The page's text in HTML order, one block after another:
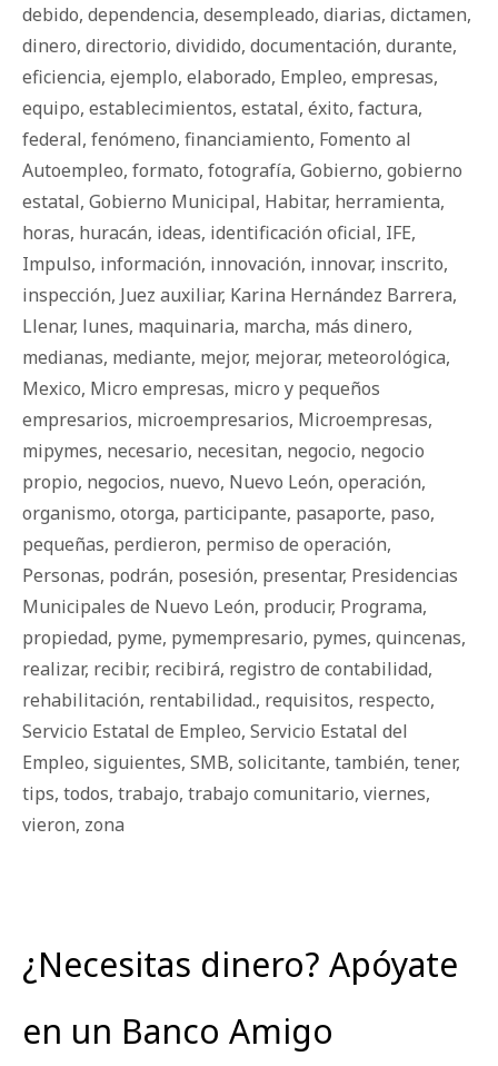
debido, dependencia, desempleado, diarias, dictamen,
dinero, directorio, dividido, documentación, durante,
eficiencia, ejemplo, elaborado, Empleo, empresas,
equipo, establecimientos, estatal, éxito, factura,
federal, fenómeno, financiamiento, Fomento al
Autoempleo, formato, fotografía, Gobierno, gobierno
estatal, Gobierno Municipal, Habitar, herramienta,
horas, huracán, ideas, identificación oficial, IFE,
Impulso, información, innovación, innovar, inscrito,
inspección, Juez auxiliar, Karina Hernández Barrera,
Llenar, lunes, maquinaria, marcha, más dinero,
medianas, mediante, mejor, mejorar, meteorológica,
Mexico, Micro empresas, micro y pequeños
empresarios, microempresarios, Microempresas,
mipymes, necesario, necesitan, negocio, negocio
propio, negocios, nuevo, Nuevo León, operación,
organismo, otorga, participante, pasaporte, paso,
pequeñas, perdieron, permiso de operación,
Personas, podrán, posesión, presentar, Presidencias
Municipales de Nuevo León, producir, Programa,
propiedad, pyme, pymempresario, pymes, quincenas,
realizar, recibir, recibirá, registro de contabilidad,
rehabilitación, rentabilidad., requisitos, respecto,
Servicio Estatal de Empleo, Servicio Estatal del
Empleo, siguientes, SMB, solicitante, también, tener,
tips, todos, trabajo, trabajo comunitario, viernes,
vieron, zona
¿Necesitas dinero? Apóyate
en un Banco Amigo